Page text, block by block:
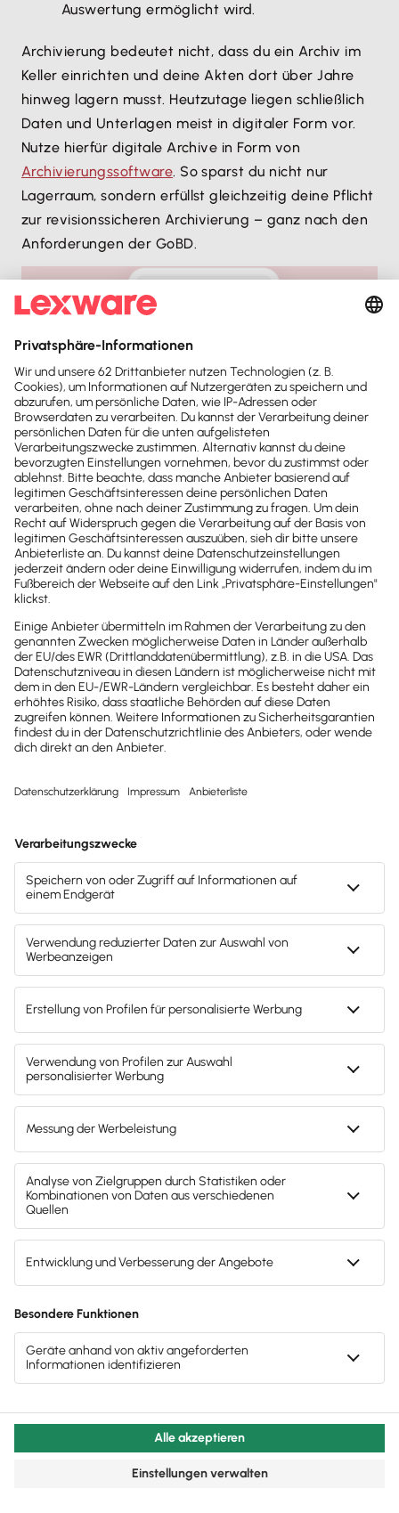
Auswertung ermöglicht wird.
Archivierung bedeutet nicht, dass du ein Archiv im
Keller einrichten und deine Akten dort über Jahre
hinweg lagern musst. Heutzutage liegen schließlich
Daten und Unterlagen meist in digitaler Form vor.
Nutze hierfür digitale Archive in Form von
Archivierungssoftware. So sparst du nicht nur
Lagerraum, sondern erfüllst gleichzeitig deine Pflicht
zur revisionssicheren Archivierung – ganz nach den
Anforderungen der GoBD.
Buchhaltung & Finanzen eBook
eBook: GoBD für Kleinunternehmer
Seit 2017 gelten in Deutschland strengere Regeln
zur ordnungsgemäßen Führung und Aufbewahrung
von Büchern und Datenzugriff (GoBD).
KOSTENLOS
Wo müssen die Dokumente aufbewahrt
werden?
aufbewahrungspflichtige Unterlagen und Belege
Anders ist das beim Handelsgesetzbuch. Dort wird
kein bestimmter Aufbewahrungsort vorschrieben.
Die Dokumente müssen lediglich innerhalb einer
angemessenen Zeit vorgelegt werden (§ 239 Abs. 4
HGB).
Unter bestimmten Voraussetzungen können nach §
146 Abs. 2a + b AO Bücher und sonstige
elektronische Aufzeichnungen auch im
Gemeinschaftsgebiet elektronisch geführt und
aufbewahrt werden. Seit dem 1. Januar 2023
besteht außerdem die Möglichkeit, elektronische
Bücher und Aufzeichnungen auf schriftlichen oder
elektronischen Antrag gemäß §146 Absatz 2b AO in
einem oder mehreren Drittstaaten zu führen und
aufzubewahren, unter der Bedingung, dass
bestimmte Voraussetzungen erfüllt sind, wie die
des Datenzugriffs.
Inhalte des Beitrags
Einleitung
Gesetzliche Grundlagen: Welche Rechtsverordnungen
Wer ist zur Aufbewahrung verpflichtet?